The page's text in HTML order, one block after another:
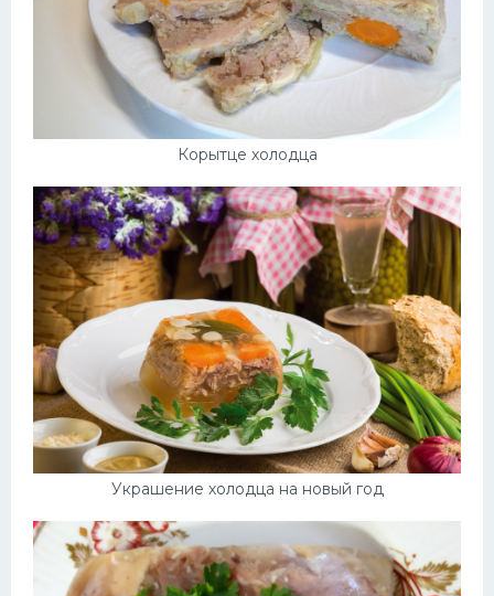
Корытце холодца
Украшение холодца на новый год